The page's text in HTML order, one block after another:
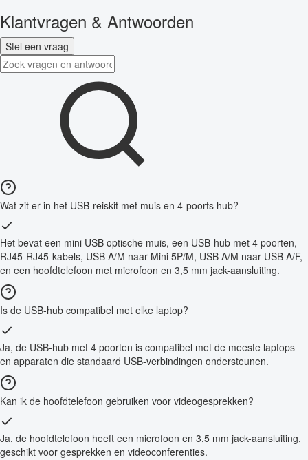
Klantvragen & Antwoorden
Stel een vraag
Wat zit er in het USB-reiskit met muis en 4-poorts hub?
Het bevat een mini USB optische muis, een USB-hub met 4 poorten,
RJ45-RJ45-kabels, USB A/M naar Mini 5P/M, USB A/M naar USB A/F,
en een hoofdtelefoon met microfoon en 3,5 mm jack-aansluiting.
Is de USB-hub compatibel met elke laptop?
Ja, de USB-hub met 4 poorten is compatibel met de meeste laptops
en apparaten die standaard USB-verbindingen ondersteunen.
Kan ik de hoofdtelefoon gebruiken voor videogesprekken?
Ja, de hoofdtelefoon heeft een microfoon en 3,5 mm jack-aansluiting,
geschikt voor gesprekken en videoconferenties.